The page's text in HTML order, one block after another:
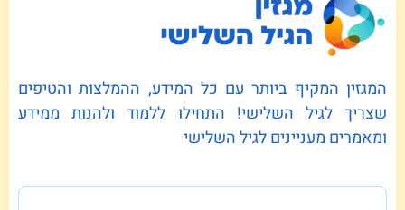
המגזין המקיף ביותר עם כל המידע, ההמלצות והטיפים
שצריך לגיל השלישי! התחילו ללמוד ולהנות ממידע
ומאמרים מעניינים לגיל השלישי